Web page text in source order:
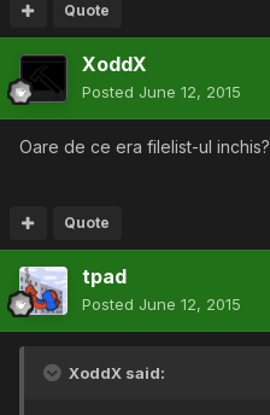
Quote
XoddX
Posted June 12, 2015
Oare de ce era filelist-ul inchis?
Quote
tpad
Posted June 12, 2015
XoddX said: